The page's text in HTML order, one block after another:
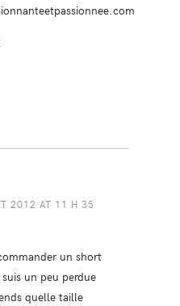
2012 AT 11 H 35
un short
un peu perdue
quelle taille